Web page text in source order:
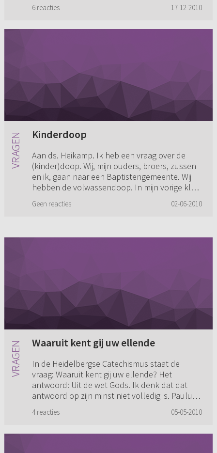
6 reacties 17-12-2010
Kinderdoop
Aan ds. Heikamp. Ik heb een vraag over de
(kinder)doop. Wij, mijn ouders, broers, zussen
en ik, gaan naar een Baptistengemeente. Wij
hebben de volwassendoop. In mijn vorige klas
Geen reacties 02-06-2010
Waaruit kent gij uw ellende
In de Heidelbergse Catechismus staat de
vraag: Waaruit kent gij uw ellende? Het
antwoord: Uit de wet Gods. Ik denk dat dat
antwoord op zijn minst niet volledig is. Paulus
4 reacties 05-05-2010